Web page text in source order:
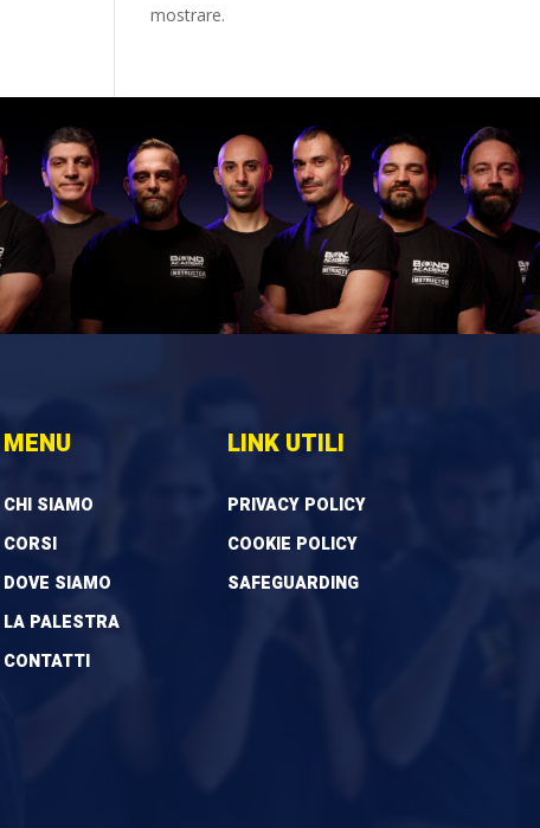
mostrare.
MENU
CHI SIAMO
CORSI
DOVE SIAMO
LA PALESTRA
CONTATTI
LINK UTILI
PRIVACY POLICY
COOKIE POLICY
SAFEGUARDING